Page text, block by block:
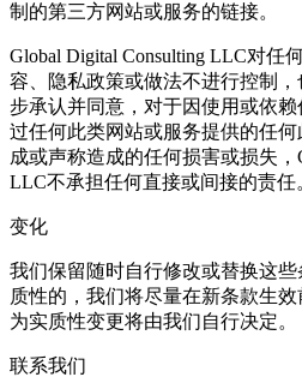
制的第三方网站或服务的链接。
Global Digital Consulting LLC对任
容、隐私政策或做法不进行控制
步承认并同意，对于因使用或依
过任何此类网站或服务提供的任
成或声称造成的任何损害或损失，
LLC不承担任何直接或间接的责任
变化
我们保留随时自行修改或替换这
质性的，我们将尽量在新条款生
为实质性变更将由我们自行决定。
联系我们